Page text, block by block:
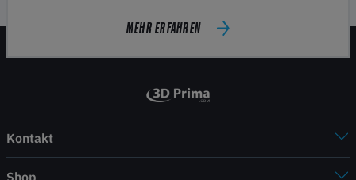
MEHR ERFAHREN
Kontakt